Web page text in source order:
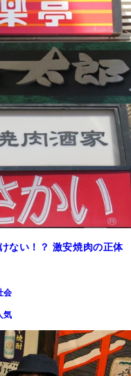
ない！？ 激安焼肉の正体
会
気